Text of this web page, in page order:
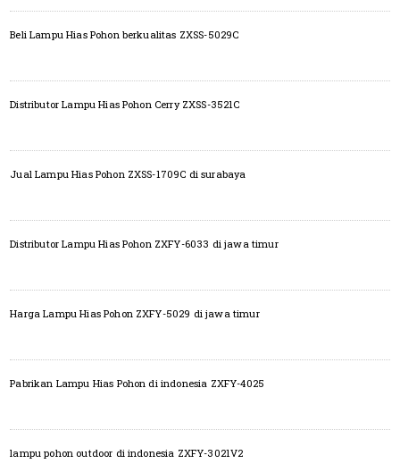
Beli Lampu Hias Pohon berkualitas ZXSS-5029C
Distributor Lampu Hias Pohon Cerry ZXSS-3521C
Jual Lampu Hias Pohon ZXSS-1709C di surabaya
Distributor Lampu Hias Pohon ZXFY-6033 di jawa timur
Harga Lampu Hias Pohon ZXFY-5029 di jawa timur
Pabrikan Lampu Hias Pohon di indonesia ZXFY-4025
lampu pohon outdoor di indonesia ZXFY-3021V2